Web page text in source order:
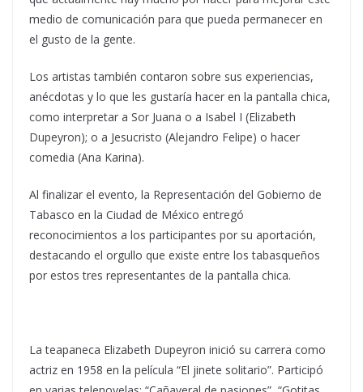
medio de comunicación para que pueda permanecer en
el gusto de la gente.
Los artistas también contaron sobre sus experiencias,
anécdotas y lo que les gustaría hacer en la pantalla chica,
como interpretar a Sor Juana o a Isabel I (Elizabeth
Dupeyron); o a Jesucristo (Alejandro Felipe) o hacer
comedia (Ana Karina).
Al finalizar el evento, la Representación del Gobierno de
Tabasco en la Ciudad de México entregó
reconocimientos a los participantes por su aportación,
destacando el orgullo que existe entre los tabasqueños
por estos tres representantes de la pantalla chica.
La teapaneca Elizabeth Dupeyron inició su carrera como
actriz en 1958 en la película “El jinete solitario”. Participó